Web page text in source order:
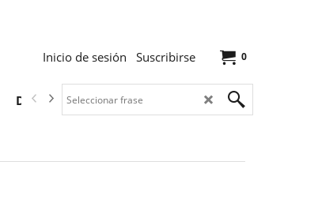
0
Inicio de sesión Suscribirse
Descargas